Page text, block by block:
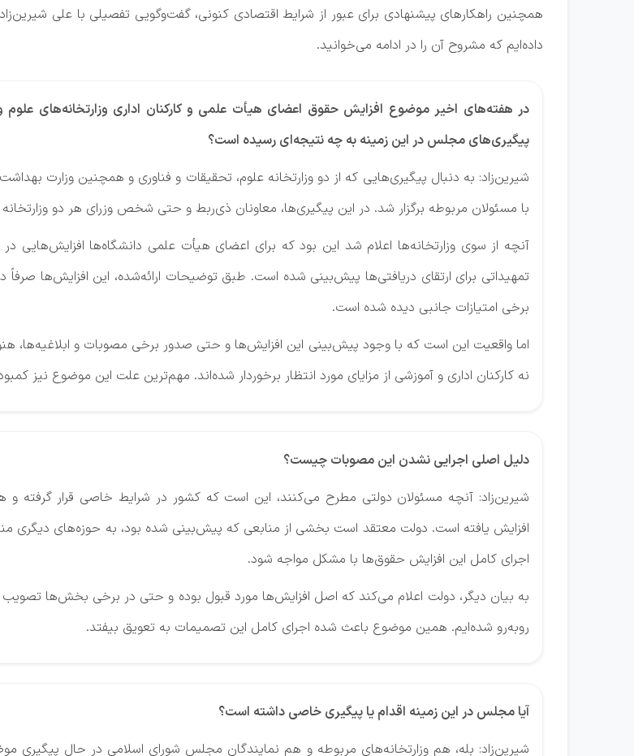
همچنین راهکارهای پیشنهادی برای عبور از شرایط اقتصادی کنونی، گفت‌وگویی تفصیلی با علی
داده‌ایم که مشروح آن را در ادامه می‌خوانید.
در هفته‌های اخیر موضوع افزایش حقوق اعضای هیأت علمی و کارکنان اداری وزارتخانه‌های
پیگیری‌های مجلس در این زمینه به چه نتیجه‌ای رسیده است؟
شیرین‌زاد: به دنبال پیگیری‌هایی که از دو وزارتخانه علوم، تحقیقات و فناوری و همچنین وزارت
با مسئولان مربوطه برگزار شد. در این پیگیری‌ها، معاونان ذی‌ربط و حتی شخص وزرای هر دو وزارتخانه
آنچه از سوی وزارتخانه‌ها اعلام شد این بود که برای اعضای هیأت علمی دانشگاه‌ها افزایش‌هایی
تمهیداتی برای ارتقای دریافتی‌ها پیش‌بینی شده است. طبق توضیحات ارائه‌شده، این افزایش‌ها صرفاً
برخی امتیازات جانبی دیده شده است.
اما واقعیت این است که با وجود پیش‌بینی این افزایش‌ها و حتی صدور برخی مصوبات و
نه کارکنان اداری و آموزشی از مزایای مورد انتظار برخوردار شده‌اند. مهم‌ترین علت این موضوع نیز
دلیل اصلی اجرایی نشدن این مصوبات چیست؟
شیرین‌زاد: آنچه مسئولان دولتی مطرح می‌کنند، این است که کشور در شرایط خاصی قرار گرفته
افزایش یافته است. دولت معتقد است بخشی از منابعی که پیش‌بینی شده بود، به حوزه‌های دیگری
اجرای کامل این افزایش حقوق‌ها با مشکل مواجه شود.
به بیان دیگر، دولت اعلام می‌کند که اصل افزایش‌ها مورد قبول بوده و حتی در برخی بخش‌ها
روبه‌رو شده‌ایم. همین موضوع باعث شده اجرای کامل این تصمیمات به تعویق بیفتد.
آیا مجلس در این زمینه اقدام یا پیگیری خاصی داشته است؟
شیرین‌زاد: بله، هم وزارتخانه‌های مربوطه و هم نمایندگان مجلس شورای اسلامی در حال پیگیری